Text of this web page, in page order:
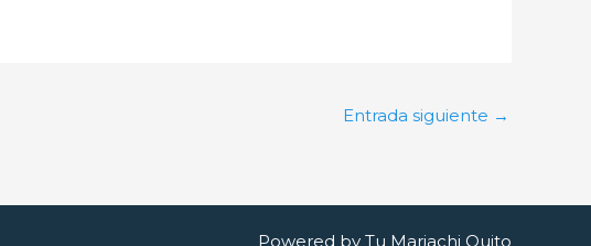
Entrada siguiente →
Powered by Tu Mariachi Quito